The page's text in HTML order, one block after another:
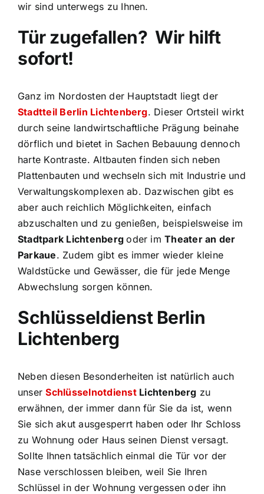
wir sind unterwegs zu Ihnen.
Tür zugefallen? Wir hilft
sofort!
Ganz im Nordosten der Hauptstadt liegt der
Stadtteil Berlin Lichtenberg. Dieser Ortsteil wirkt
durch seine landwirtschaftliche Prägung beinahe
dörflich und bietet in Sachen Bebauung dennoch
harte Kontraste. Altbauten finden sich neben
Plattenbauten und wechseln sich mit Industrie und
Verwaltungskomplexen ab. Dazwischen gibt es
aber auch reichlich Möglichkeiten, einfach
abzuschalten und zu genießen, beispielsweise im
Stadtpark Lichtenbergoder imTheater an der
Parkaue. Zudem gibt es immer wieder kleine
Waldstücke und Gewässer, die für jede Menge
Abwechslung sorgen können.
Schlüsseldienst Berlin
Lichtenberg
Neben diesen Besonderheiten ist natürlich auch
unserSchlüsselnotdienstLichtenberg zu
erwähnen, der immer dann für Sie da ist, wenn
Sie sich akut ausgesperrt haben oder Ihr Schloss
zu Wohnung oder Haus seinen Dienst versagt.
Sollte Ihnen tatsächlich einmal die Tür vor der
Nase verschlossen bleiben, weil Sie Ihren
Schlüssel in der Wohnung vergessen oder ihn